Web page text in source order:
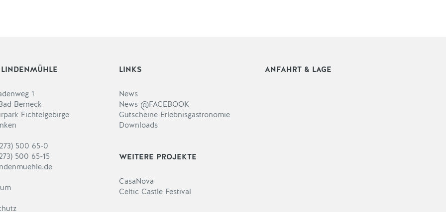
1
Berneck
Fichtelgebirge
500 65-0
500 65-15
LINKS
News
News @FACEBOOK
Gutscheine Erlebnisgastronomie
Downloads
WEITERE PROJEKTE
CasaNova
Celtic Castle Festival
ANFAHRT & LAGE